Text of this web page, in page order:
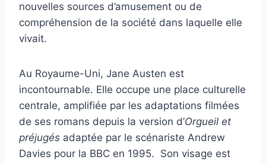
nouvelles sources d’amusement ou de
compréhension de la société dans laquelle elle
vivait.
Au Royaume-Uni, Jane Austen est
incontournable. Elle occupe une place culturelle
centrale, amplifiée par les adaptations filmées
de ses romans depuis la version d’Orgueil et
préjugés adaptée par le scénariste Andrew
Davies pour la BBC en 1995. Son visage est